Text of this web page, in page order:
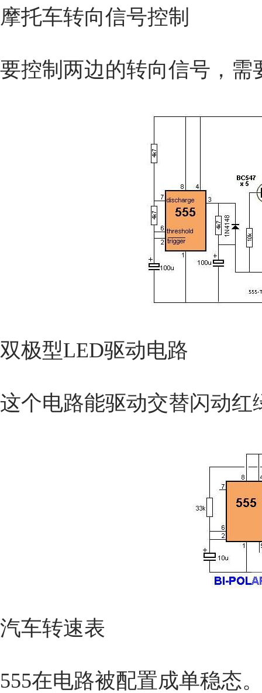
摩托车转向信号控制
要控制两边的转向信号，需
双极型LED驱动电路
这个电路能驱动交替闪动红
汽车转速表
555在电路被配置成单稳态